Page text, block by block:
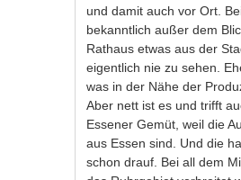
und damit auch vor Ort.
bekanntlich außer dem
Rathaus etwas aus der
eigentlich nie zu sehen.
was in der Nähe der
Aber nett ist es und trifft
Essener Gemüt, weil die
aus Essen sind. Und die
schon drauf. Bei all dem